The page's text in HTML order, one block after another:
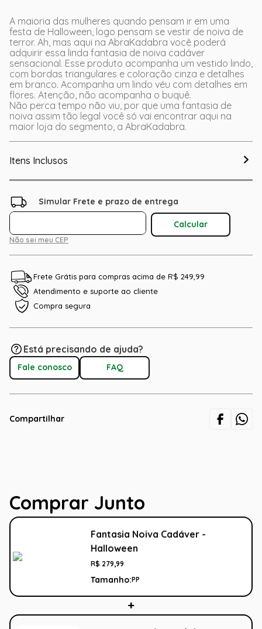
A maioria das mulheres quando pensam ir em uma
festa de Halloween, logo pensam se vestir de noiva de
terror. Ah, mas aqui na AbraKadabra você poderá
adquirir essa linda fantasia de noiva cadáver
sensacional. Esse produto acompanha um vestido lindo,
com bordas triangulares e coloração cinza e detalhes
em branco. Acompanha um lindo véu com detalhes em
flores. Atenção, não acompanha o buquê.
Não perca tempo não viu, por que uma fantasia de
noiva assim tão legal você só vai encontrar aqui na
maior loja do segmento, a AbraKadabra.
Itens Inclusos
Não sei meu CEP
Frete Grátis para compras acima de R$ 249,99
Atendimento e suporte ao cliente
Compra segura
Está precisando de ajuda?
Fale conosco FAQ
Compartilhar
Comprar Junto
Fantasia Noiva Cadáver -
Halloween
R$ 279,99
Tamanho:PP